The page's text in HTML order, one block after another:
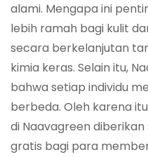
alami. Mengapa ini
lebih ramah bagi kulit
secara berkelanjutan
kimia keras. Selain itu,
bahwa setiap individu
berbeda. Oleh karena
di Naavagreen
gratis bagi para